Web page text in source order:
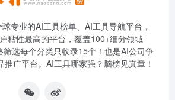
专业的AI工具榜单、AI工具导航平台，
粘性最高的平台，覆盖100+细分领域
筛选每个分类只收录15个！也是AI公司争
推广平台。AI工具哪家强？脑榜见真章！